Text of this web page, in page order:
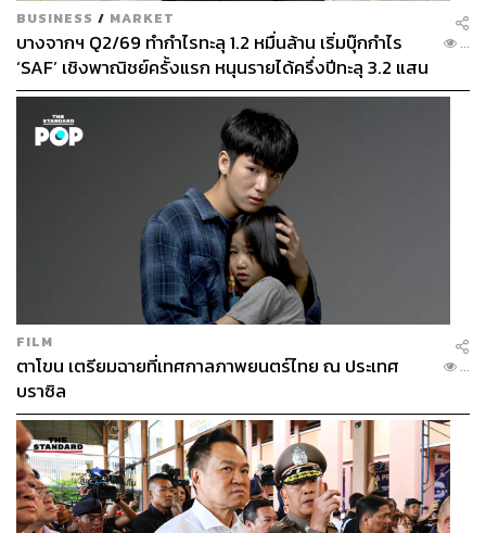
BUSINESS / MARKET
บางจากฯ Q2/69 ทำกำไรทะลุ 1.2 หมื่นล้าน เริ่มบุ๊กกำไร
‘SAF’ เชิงพาณิชย์ครั้งแรก หนุนรายได้ครึ่งปีทะลุ 3.2 แสน
ล้าน
...
FILM
ตาโขน เตรียมฉายที่เทศกาลภาพยนตร์ไทย ณ ประเทศ
บราซิล
...